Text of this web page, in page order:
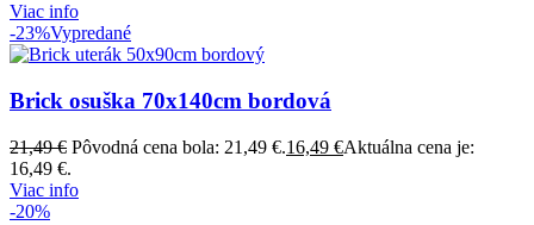
Viac info
-23%Vypredané
Brick osuška 70x140cm bordová
21,49€ Pôvodná cena bola: 21,49 €.16,49 €Aktuálna cena je:
16,49 €.
Viac info
-20%